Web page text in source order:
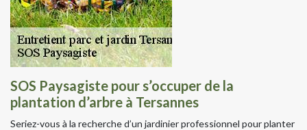
SOS Paysagiste pour s’occuper de la
plantation d’arbre à Tersannes
Seriez-vous à la recherche d’un jardinier professionnel pour planter